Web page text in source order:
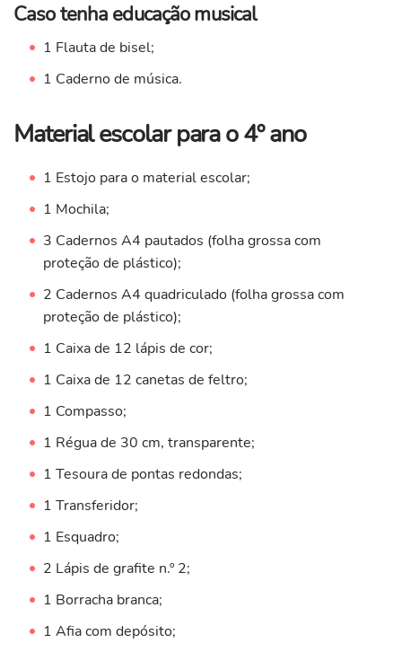
Caso tenha educação musical
1 Flauta de bisel;
1 Caderno de música.
Material escolar para o 4º ano
1 Estojo para o material escolar;
1 Mochila;
3 Cadernos A4 pautados (folha grossa com
proteção de plástico);
2 Cadernos A4 quadriculado (folha grossa com
proteção de plástico);
1 Caixa de 12 lápis de cor;
1 Caixa de 12 canetas de feltro;
1 Compasso;
1 Régua de 30 cm, transparente;
1 Tesoura de pontas redondas;
1 Transferidor;
1 Esquadro;
2 Lápis de grafite n.º 2;
1 Borracha branca;
1 Afia com depósito;